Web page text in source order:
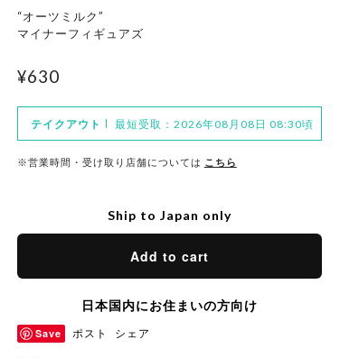
“オーツミルク”
マイナーフィギュアズ
¥630
テイクアウト 最短受取：2026年08月08日 08:30頃
※営業時間・受け取り店舗については こちら
Ship to Japan only
Add to cart
日本国内にお住まいの方向け
Save ポスト シェア